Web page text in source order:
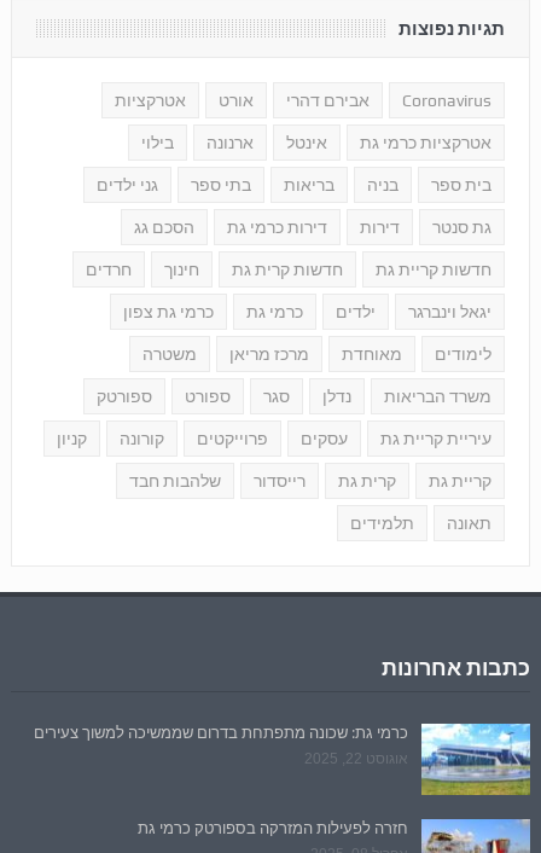
תגיות נפוצות
Coronavirus אבירם דהרי אורט אטרקציות
אטרקציות כרמי גת אינטל ארנונה בילוי
בית ספר בניה בריאות בתי ספר גני ילדים
גת סנטר דירות דירות כרמי גת הסכם גג
חדשות קריית גת חדשות קרית גת חינוך חרדים
יגאל וינברגר ילדים כרמי גת כרמי גת צפון
לימודים מאוחדת מרכז מריאן משטרה
משרד הבריאות נדלן סגר ספורט ספורטק
עיריית קריית גת עסקים פרוייקטים קורונה קניון
קריית גת קרית גת רייסדור שלהבות חבד
תאונה תלמידים
כתבות אחרונות
כרמי גת: שכונה מתפתחת בדרום שממשיכה למשוך צעירים
אוגוסט 22, 2025
חזרה לפעילות המזרקה בספורטק כרמי גת